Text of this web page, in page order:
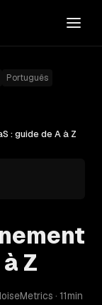
Português
: guide de A à Z
Z
· 11min